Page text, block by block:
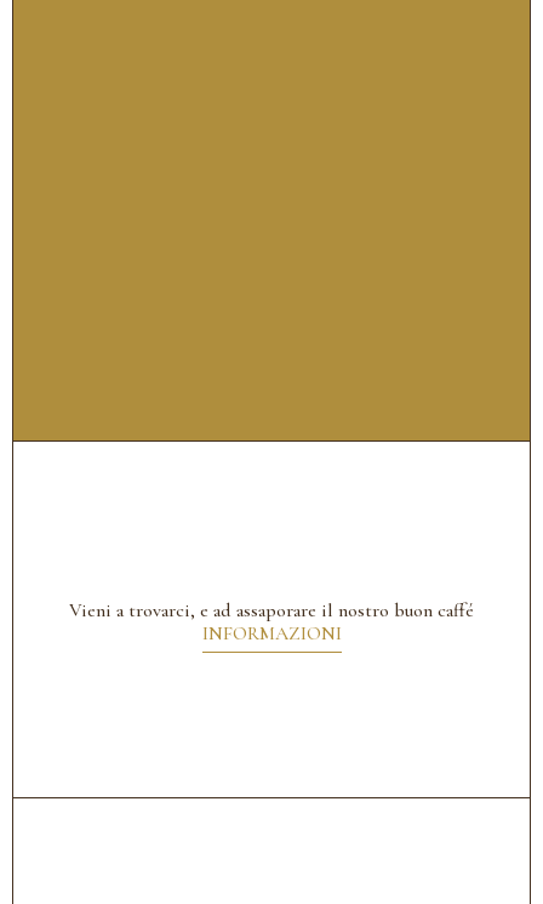
Vieni a trovarci, e ad assaporare il nostro buon caffé
INFORMAZIONI